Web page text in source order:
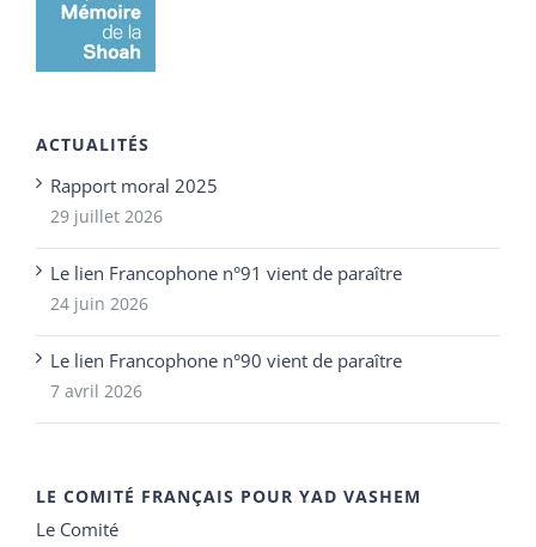
ACTUALITÉS
Rapport moral 2025
29 juillet 2026
Le lien Francophone n°91 vient de paraître
24 juin 2026
Le lien Francophone n°90 vient de paraître
7 avril 2026
LE COMITÉ FRANÇAIS POUR YAD VASHEM
Le Comité